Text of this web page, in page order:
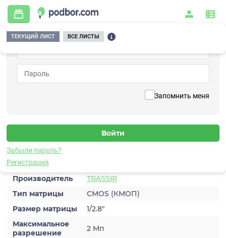
Запомнить меня
Забыли пароль?
Регистрация
ТЕКУЩИЙ ЛИСТ ВСЕ ЛИСТЫ
Главная / Видеонаблюдение / Видеокамеры / IP /
TRASSIR TR-D3221WDIR3 v2 3.6
Характеристики
Производитель
TRASSIR
Тип матрицы
CMOS (КМОП)
Размер матрицы
1/2.8″
Максимальное
разрешение
2 Мп